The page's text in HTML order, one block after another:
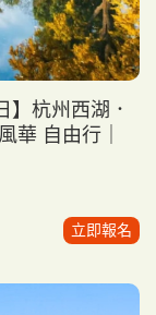
】杭州西湖．
華 自由行｜
立即報名